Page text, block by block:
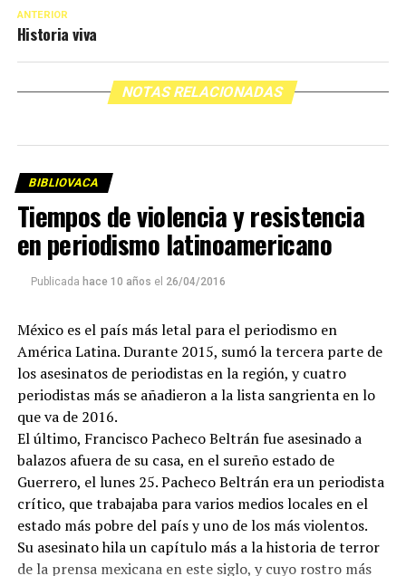
ANTERIOR
Historia viva
NOTAS RELACIONADAS
BIBLIOVACA
Tiempos de violencia y resistencia
en periodismo latinoamericano
Publicada hace 10 años el 26/04/2016
México es el país más letal para el periodismo en
América Latina. Durante 2015, sumó la tercera parte de
los asesinatos de periodistas en la región, y cuatro
periodistas más se añadieron a la lista sangrienta en lo
que va de 2016.
El último, Francisco Pacheco Beltrán fue asesinado a
balazos afuera de su casa, en el sureño estado de
Guerrero, el lunes 25. Pacheco Beltrán era un periodista
crítico, que trabajaba para varios medios locales en el
estado más pobre del país y uno de los más violentos.
Su asesinato hila un capítulo más a la historia de terror
de la prensa mexicana en este siglo, y cuyo rostro más